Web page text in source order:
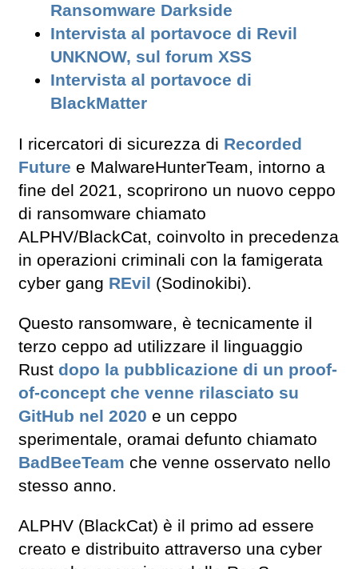
Ransomware Darkside
Intervista al portavoce di Revil
UNKNOW, sul forum XSS
Intervista al portavoce di
BlackMatter
I ricercatori di sicurezza di Recorded
Future e MalwareHunterTeam, intorno a
fine del 2021, scoprirono un nuovo ceppo
di ransomware chiamato
ALPHV/BlackCat, coinvolto in precedenza
in operazioni criminali con la famigerata
cyber gang REvil (Sodinokibi).
Questo ransomware, è tecnicamente il
terzo ceppo ad utilizzare il linguaggio
Rust dopo la pubblicazione di un proof-
of-concept che venne rilasciato su
GitHub nel 2020 e un ceppo
sperimentale, oramai defunto chiamato
BadBeeTeam che venne osservato nello
stesso anno.
ALPHV (BlackCat) è il primo ad essere
creato e distribuito attraverso una cyber